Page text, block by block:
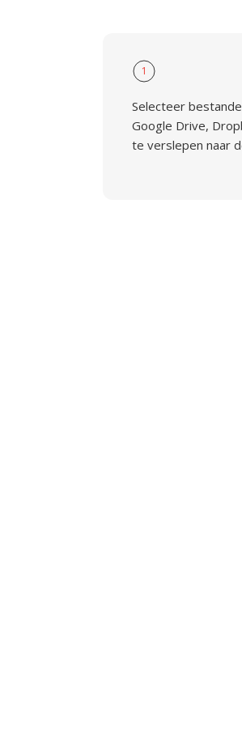
1
Selecteer
Google Drive,
te verslepen naar